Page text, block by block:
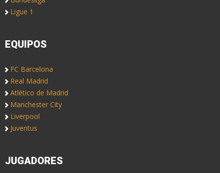
Ligue 1
EQUIPOS
FC Barcelona
Real Madrid
Atlético de Madrid
Manchester City
Liverpool
Juventus
JUGADORES